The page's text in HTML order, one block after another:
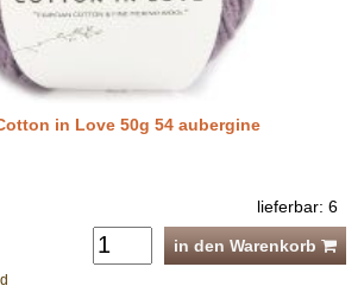
in Love 50g 54 aubergine
lieferbar: 6
in den Warenkorb